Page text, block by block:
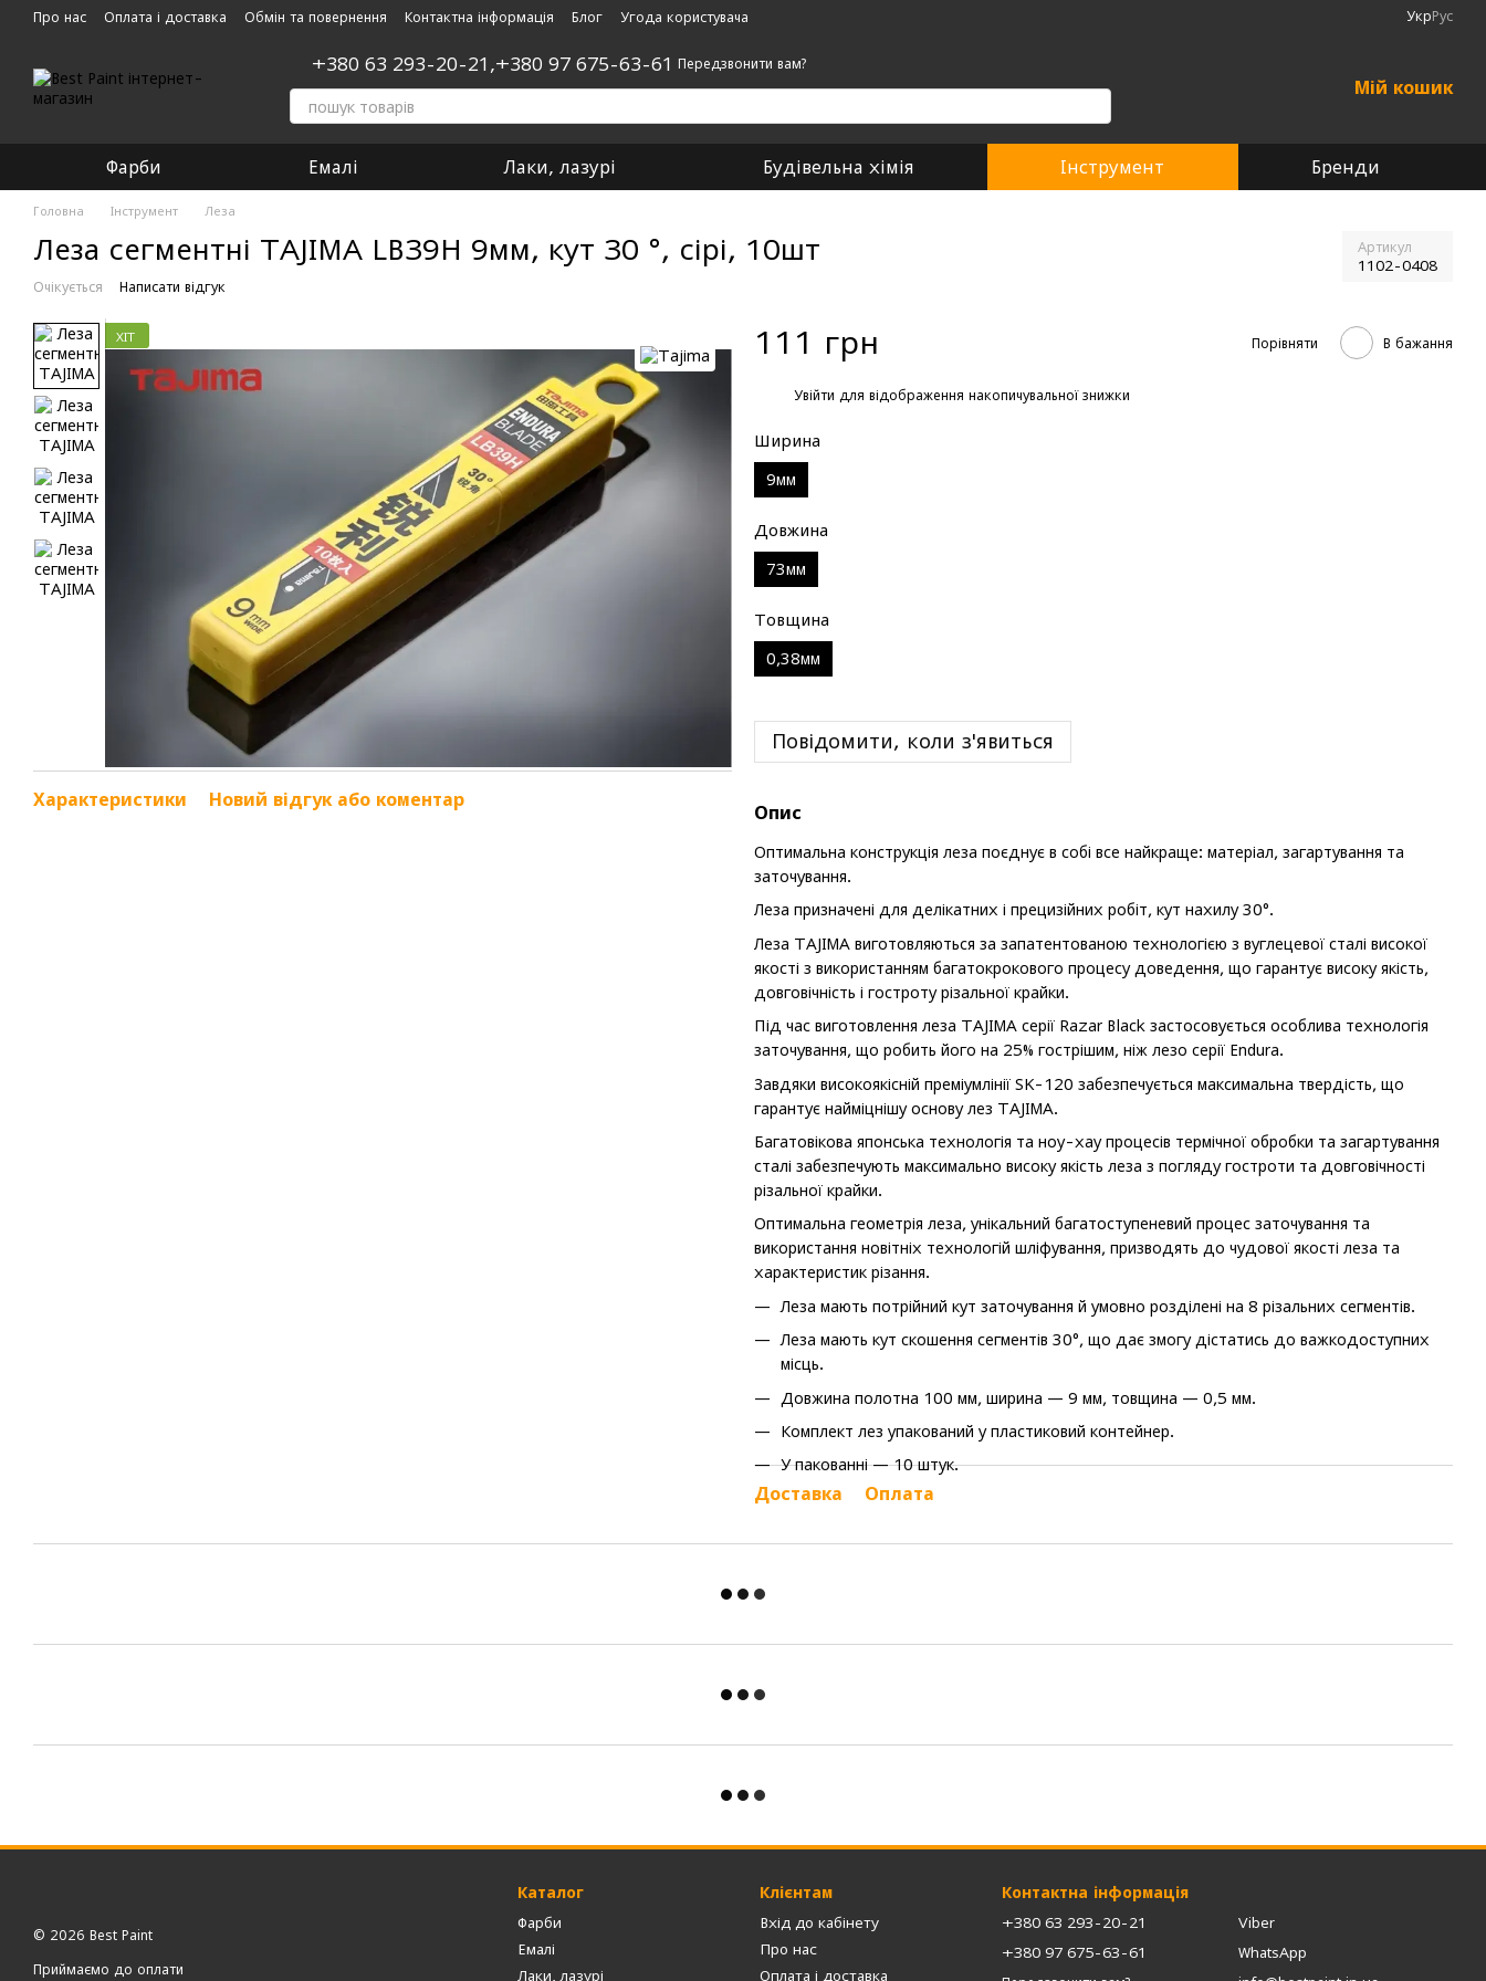
Перейти до основного контенту
Про нас Оплата і доставка Обмін та повернення Контактна інформація Блог Угода користувача УкрРус
+380 63 293-20-21,+380 97 675-63-61 Передзвонити вам?
Мій кошик
Фарби Емалі Лаки, лазурі Будівельна хімія Інструмент Бренди
Головна Інструмент Леза
Леза сегментні TAJIMA LB39H 9мм, кут 30 °, сірі, 10шт Артикул
1102-0408
Очікується Написати відгук
ХІТ
Характеристики Новий відгук або коментар
111 грн Порівняти В бажання
Увійти для відображення накопичувальної знижки
Ширина
9мм
Довжина
73мм
Товщина
0,38мм
Повідомити, коли з'явиться
Опис
Оптимальна конструкція леза поєднує в собі все найкраще: матеріал, загартування та
заточування.
Леза призначені для делікатних і прецизійних робіт, кут нахилу 30°.
Леза TAJIMA виготовляються за запатентованою технологією з вуглецевої сталі високої
якості з використанням багатокрокового процесу доведення, що гарантує високу якість,
довговічність і гостроту різальної крайки.
Під час виготовлення леза TAJIMA серії Razar Black застосовується особлива технологія
заточування, що робить його на 25% гострішим, ніж лезо серії Endura.
Завдяки високоякісній преміумлінії SK-120 забезпечується максимальна твердість, що
гарантує найміцнішу основу лез TAJIMA.
Багатовікова японська технологія та ноу-хау процесів термічної обробки та загартування
сталі забезпечують максимально високу якість леза з погляду гостроти та довговічності
різальної крайки.
Оптимальна геометрія леза, унікальний багатоступеневий процес заточування та
використання новітніх технологій шліфування, призводять до чудової якості леза та
характеристик різання.
Леза мають потрійний кут заточування й умовно розділені на 8 різальних сегментів.
Леза мають кут скошення сегментів 30°, що дає змогу дістатись до важкодоступних
місць.
Довжина полотна 100 мм, ширина — 9 мм, товщина — 0,5 мм.
Комплект лез упакований у пластиковий контейнер.
У пакованні — 10 штук.
Доставка Оплата
© 2026 Best Paint
Приймаємо до оплати
Каталог
Фарби
Емалі
Лаки, лазурі
Клієнтам
Вхід до кабінету
Про нас
Оплата і доставка
Контактна інформація
+380 63 293-20-21
+380 97 675-63-61
Viber
WhatsApp